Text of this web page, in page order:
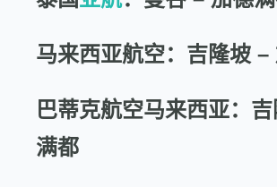
马来西亚航空：吉隆坡 –
巴蒂克航空马来西亚：
满都